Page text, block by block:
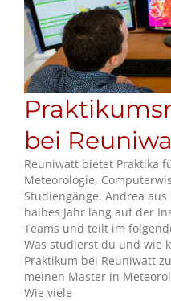
bei
Reuniwatt bietet Praktika
Meteorologie,
Studiengänge. Andrea
halbes Jahr lang auf der
Teams und teilt im
Was studierst du und wie
Praktikum bei Reuniwatt
meinen Master in
Wie viele